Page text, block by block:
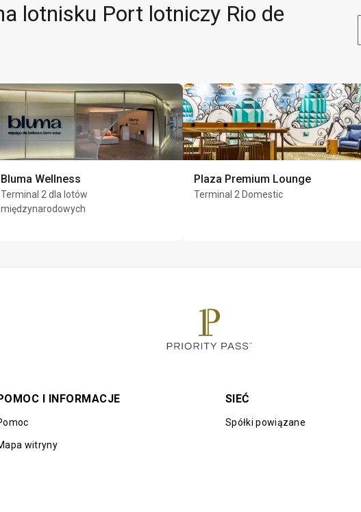
schody lub winda
muszą znajdować się pod opieką osoby dorosłej
lotnisku Port lotniczy Rio de
Bluma Wellness
Terminal 2 dla lotów
międzynarodowych
Plaza Premium Lounge
Terminal 2 Domestic
I INFORMACJE
witryny
SIEĆ
Spółki powiązane